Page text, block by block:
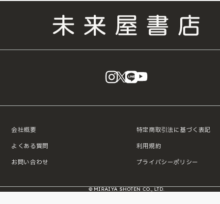
instagram
X LINE
会社概要
よくある質問
お問い合わせ
特定商取引法に基づく表記
利用規約
プライバシーポリシー
© MIRAIYA SHOTEN CO., LTD.